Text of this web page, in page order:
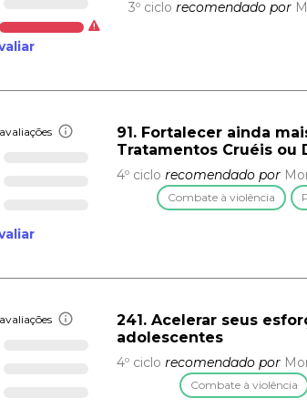
3º ciclo recomendado por
avaliações
91. Fortalecer ainda
Tratamentos Cruéis ou
4º ciclo recomendado por
Combate à violência
avaliações
241. Acelerar seus
adolescentes
4º ciclo recomendado por
Combate à violência